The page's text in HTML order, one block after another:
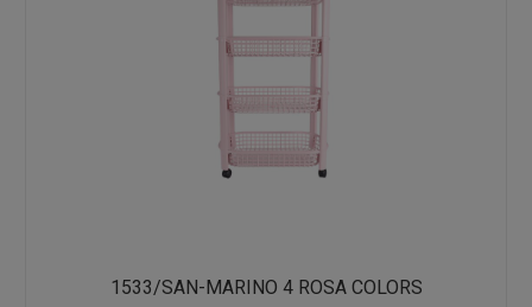
1533/SAN-MARINO 4 ROSA COLORS